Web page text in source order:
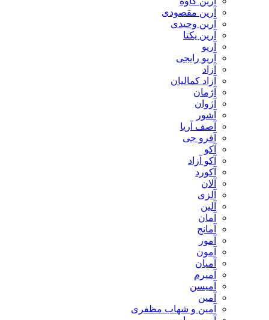
آرین مقصودی
آرین وحیدی
آرین یکتا
آریو
آریو رایجی
آزاد
آزاد کمالیان
آژمان
آژوان
آشور
آصف آریا
آفرو جی
آکو
آکو آزاد
آکورد
آلان
آلزی
آلین
آمان
آمانج
آمور
آمون
آمیان
آمیرم
آمیسن
آمین
آمین و شهاب مظفری